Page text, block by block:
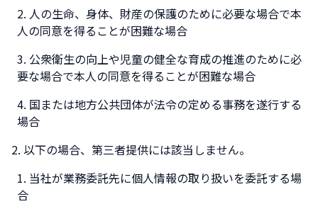
人の生命、身体、財産の保護のために必要な場合で本
人の同意を得ることが困難な場合
公衆衛生の向上や児童の健全な育成の推進のために必
要な場合で本人の同意を得ることが困難な場合
国または地方公共団体が法令の定める事務を遂行する
場合
以下の場合、第三者提供には該当しません。
当社が業務委託先に個人情報の取り扱いを委託する場
合